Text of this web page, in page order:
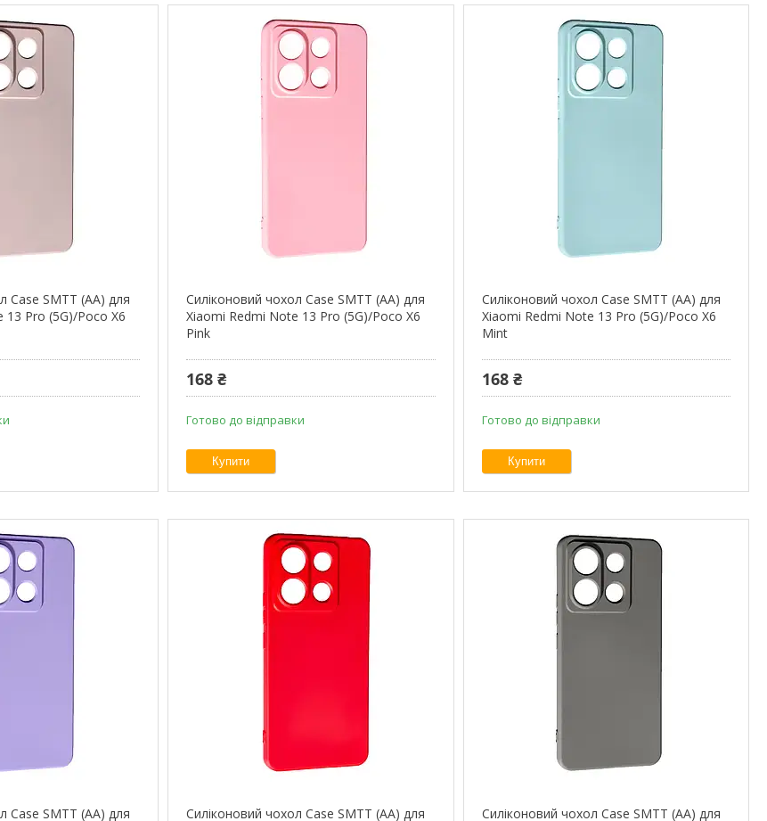
Case SMTT (AA) для
13 Pro (5G)/Poco X6
Силіконовий чохол Case SMTT (AA) для
Xiaomi Redmi Note 13 Pro (5G)/Poco X6
Pink
168 ₴
Готово до відправки
Купити
Силіконовий чохол Case SMTT (AA) для
Xiaomi Redmi Note 13 Pro (5G)/Poco X6
Mint
168 ₴
Готово до відправки
Купити
Case SMTT (AA) для Силіконовий чохол Case SMTT (AA) для Силіконовий чохол Case SMTT (AA) для